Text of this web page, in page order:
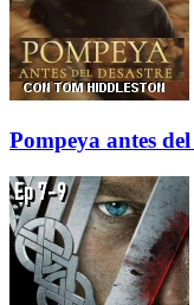
Pompeya antes